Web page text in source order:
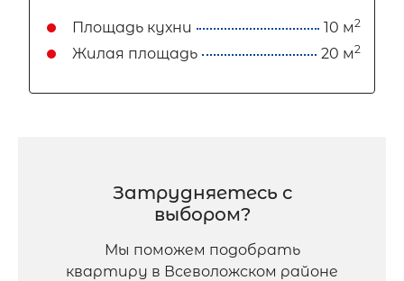
Площадь кухни 10 м2
Жилая площадь 20 м2
Затрудняетесь с
выбором?
Мы поможем подобрать
квартиру в Всеволожском районе